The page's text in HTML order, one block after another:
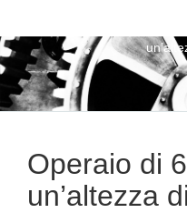
Operaio di
un’altezza